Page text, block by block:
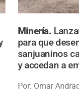
Minería.
para que
sanjuaninos
y accedan a
Por: Omar